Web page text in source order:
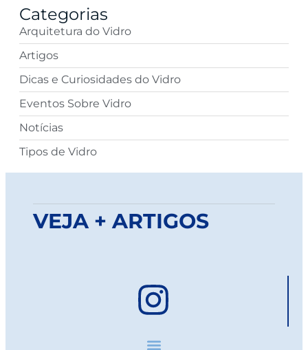
Categorias
Arquitetura do Vidro
Artigos
Dicas e Curiosidades do Vidro
Eventos Sobre Vidro
Notícias
Tipos de Vidro
VEJA + ARTIGOS